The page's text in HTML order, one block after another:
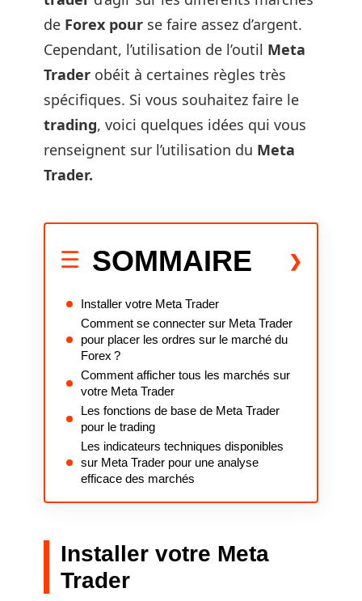
de Forex pour se faire assez d’argent.
Cependant, l’utilisation de l’outil Meta
Trader obéit à certaines règles très
spécifiques. Si vous souhaitez faire le
trading, voici quelques idées qui vous
renseignent sur l’utilisation du Meta
Trader.
SOMMAIRE
Installer votre Meta Trader
Comment se connecter sur Meta Trader
pour placer les ordres sur le marché du
Forex ?
Comment afficher tous les marchés sur
votre Meta Trader
Les fonctions de base de Meta Trader
pour le trading
Les indicateurs techniques disponibles
sur Meta Trader pour une analyse
efficace des marchés
Installer votre Meta
Trader